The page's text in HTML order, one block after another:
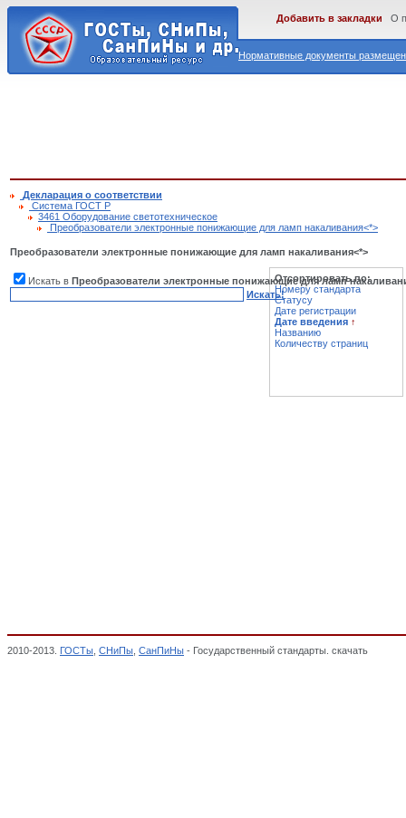
Нормативные документы
Добавить в закладки О
Декларация о соответствии
Cистема ГОСТ Р
3461 Оборудование светотехническое
Преобразователи электронные понижающие для ламп накаливания<*>
Преобразователи электронные понижающие для ламп накаливания<*>
Искать в Преобразователи электронные понижающие для ламп
Искать!
Отсортировать по:
Номеру стандарта
Статусу
Дате регистрации
Дате введения ↑
Названию
Количеству страниц
2010-2013. ГОСТы СНиПы СанПиНы - Государственный стандарты. скачать